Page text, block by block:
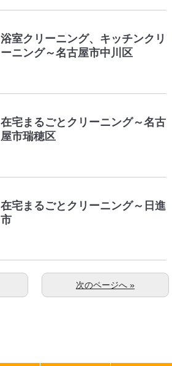
浴室クリーニング、キッチンクリ
ーニング～名古屋市中川区
在宅まるごとクリーニング～名古
屋市瑞穂区
在宅まるごとクリーニング～日進
市
次のページへ »